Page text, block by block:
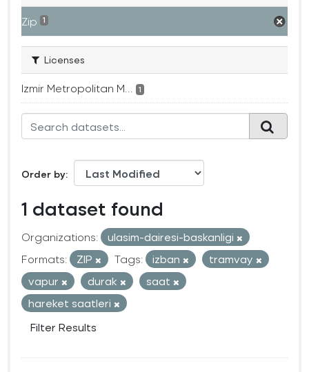
Zip 1
Licenses
Izmir Metropolitan M... 1
Order by
1 dataset found
Organizations:
ulasim-dairesi-baskanligi
Formats:
ZIP Tags: izban
tramvay
vapur
durak
saat
hareket saatleri
Filter Results